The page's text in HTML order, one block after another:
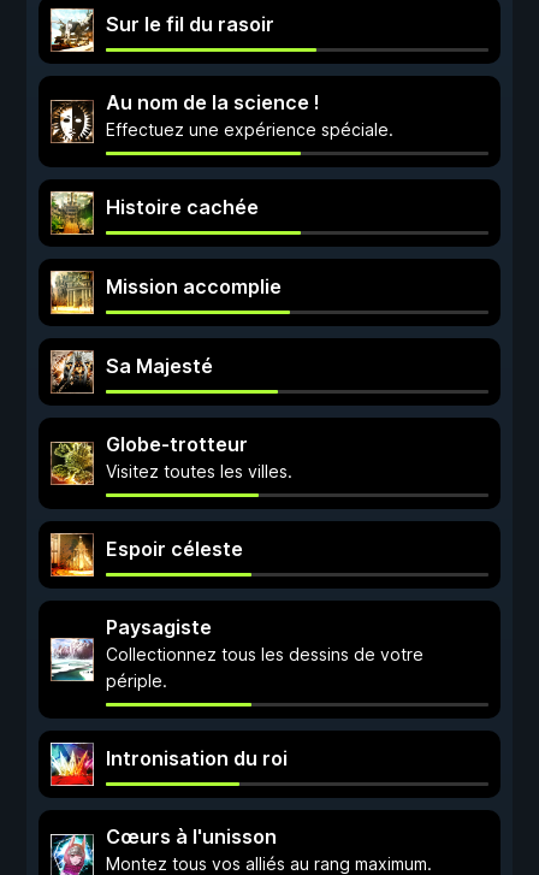
Sur le fil du rasoir
Au nom de la science !
Effectuez une expérience spéciale.
Histoire cachée
Mission accomplie
Sa Majesté
Globe-trotteur
Visitez toutes les villes.
Espoir céleste
Paysagiste
Collectionnez tous les dessins de votre
périple.
Intronisation du roi
Cœurs à l'unisson
Montez tous vos alliés au rang maximum.